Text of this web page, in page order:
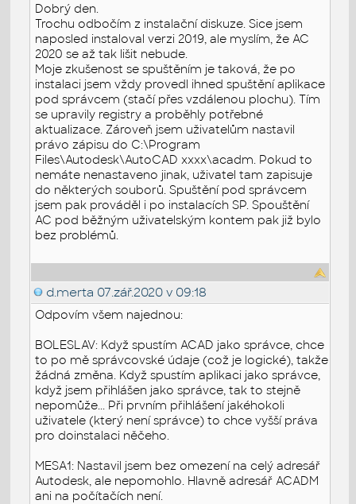
Dobrý den.
Trochu odbočím z instalační diskuze. Sice jsem
naposled instaloval verzi 2019, ale myslím, že AC
2020 se až tak lišit nebude.
Moje zkušenost se spuštěním je taková, že po
instalaci jsem vždy provedl ihned spuštění aplikace
pod správcem (stačí přes vzdálenou plochu). Tím
se upravily registry a proběhly potřebné
aktualizace. Zároveň jsem uživatelům nastavil
právo zápisu do C:\Program
Files\Autodesk\AutoCAD xxxx\acadm. Pokud to
nemáte nenastaveno jinak, uživatel tam zapisuje
do některých souborů. Spuštění pod správcem
jsem pak prováděl i po instalacích SP. Spouštění
AC pod běžným uživatelským kontem pak již bylo
bez problémů.
d.merta 07.zář.2020 v 09:18
Odpovím všem najednou:
BOLESLAV: Když spustím ACAD jako správce, chce
to po mě správcovské údaje (což je logické), takže
žádná změna. Když spustím aplikaci jako správce,
když jsem přihlášen jako správce, tak to stejně
nepomůže... Při prvním přihlášení jakéhokoli
uživatele (který není správce) to chce vyšší práva
pro doinstalaci něčeho.
MESA1: Nastavil jsem bez omezení na celý adresář
Autodesk, ale nepomohlo. Hlavně adresář ACADM
ani na počítačích není.